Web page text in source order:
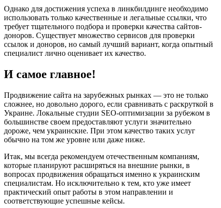
Однако для достижения успеха в линкбилдинге необходимо
использовать только качественные и легальные ссылки, что
требует тщательного подбора и проверки качества сайтов-
доноров. Существует множество сервисов для проверки
ссылок и доноров, но самый лучший вариант, когда опытный
специалист лично оценивает их качество.
И самое главное!
Продвижение сайта на зарубежных рынках — это не только
сложнее, но довольно дорого, если сравнивать с раскруткой в
Украине. Локальные студии SEO-оптимизации за рубежом в
большинстве своем предоставляют услуги значительно
дороже, чем украинские. При этом качество таких услуг
обычно на том же уровне или даже ниже.
Итак, мы всегда рекомендуем отечественным компаниям,
которые планируют расширяться на внешние рынки, в
вопросах продвижения обращаться именно к украинским
специалистам. Но исключительно к тем, кто уже имеет
практический опыт работы в этом направлении и
соответствующие успешные кейсы.